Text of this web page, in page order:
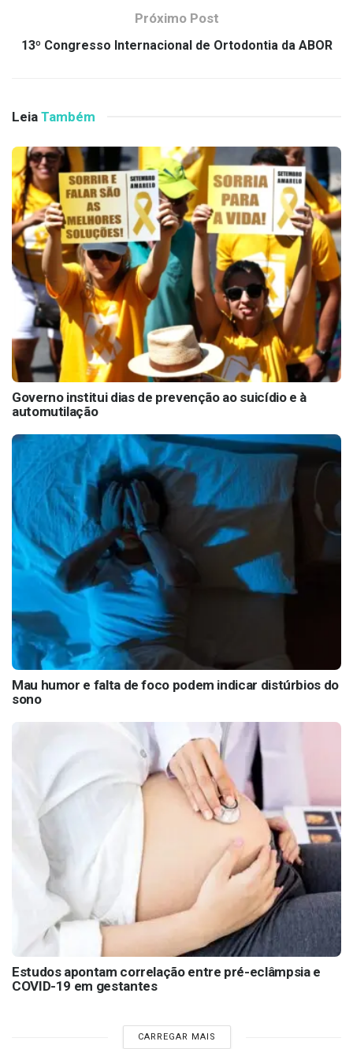
Próximo Post
13º Congresso Internacional de Ortodontia da ABOR
Leia Também
Governo institui dias de prevenção ao suicídio e à
automutilação
Mau humor e falta de foco podem indicar distúrbios do
sono
Estudos apontam correlação entre pré-eclâmpsia e
COVID-19 em gestantes
CARREGAR MAIS